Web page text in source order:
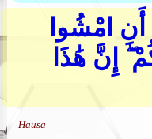
أَنِ امْشُوا
إِنَّ هَٰذَا
Hausa